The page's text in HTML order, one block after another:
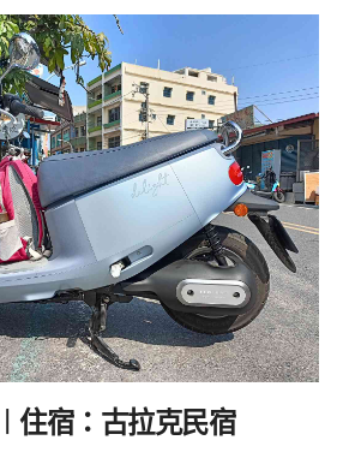
住宿：古拉克民宿